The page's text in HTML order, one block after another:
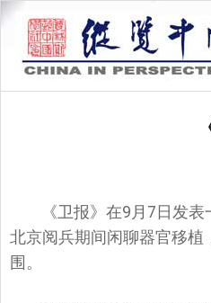
《卫报》在9月7日发表
北京阅兵期间闲聊器官移植
围。